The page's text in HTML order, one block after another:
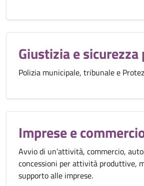
Giustizia e
Polizia municipale, tribunale e
Imprese e
Avvio di un’attività, commercio,
concessioni per attività produttive,
supporto alle imprese.